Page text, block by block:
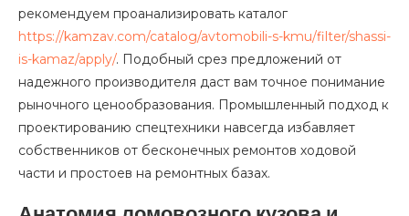
рекомендуем проанализировать каталог
https://kamzav.com/catalog/avtomobili-s-kmu/filter/shassi-
is-kamaz/apply/. Подобный срез предложений от
надежного производителя даст вам точное понимание
рыночного ценообразования. Промышленный подход к
проектированию спецтехники навсегда избавляет
собственников от бесконечных ремонтов ходовой
части и простоев на ремонтных базах.